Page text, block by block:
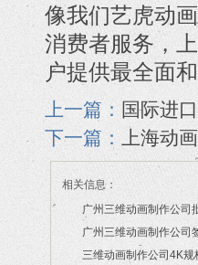
像我们艺虎动
消费者服务，
户提供最全面
上一篇： 国际进
下一篇：
上海动
相关信息：
广州三维动画制作公司
政策？
2026/07/29
广州三维动画制作公司
款？
三维动画制作公司4K